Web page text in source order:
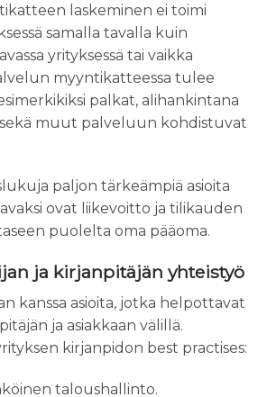
laskeminen ei toimi
samalla tavalla kuin
yrityksessä tai vaikka
myyntikatteessa tulee
palkat, alihankintana
muut palveluun kohdistuvat
paljon tärkeämpiä asioita
ovat liikevoitto ja tilikauden
puolelta oma pääoma.
ja kirjanpitäjän yhteistyö
kanssa asioita, jotka helpottavat
ja asiakkaan välillä.
kirjanpidon best practises:
taloushallinto.